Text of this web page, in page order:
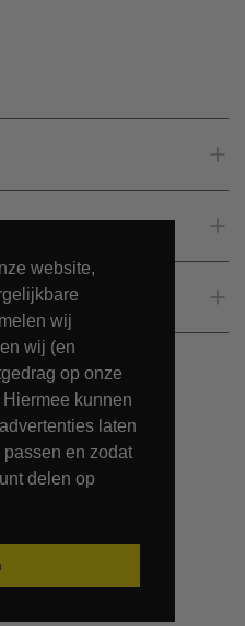
website,
wij
wij (en
op onze
kunnen
laten
en zodat
delen op